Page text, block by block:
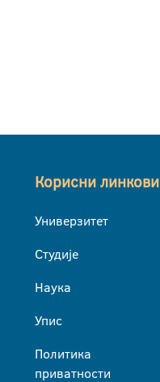
Корисни линкови
Универзитет
Студије
Наука
Упис
Политика
приватности